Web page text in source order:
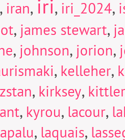
, iran, iri, iri_2024,
, james stewart,
, johnson, jorion,
, kelleher,
, kirksey, kittler
, kyrou, lacour,
, laquais,